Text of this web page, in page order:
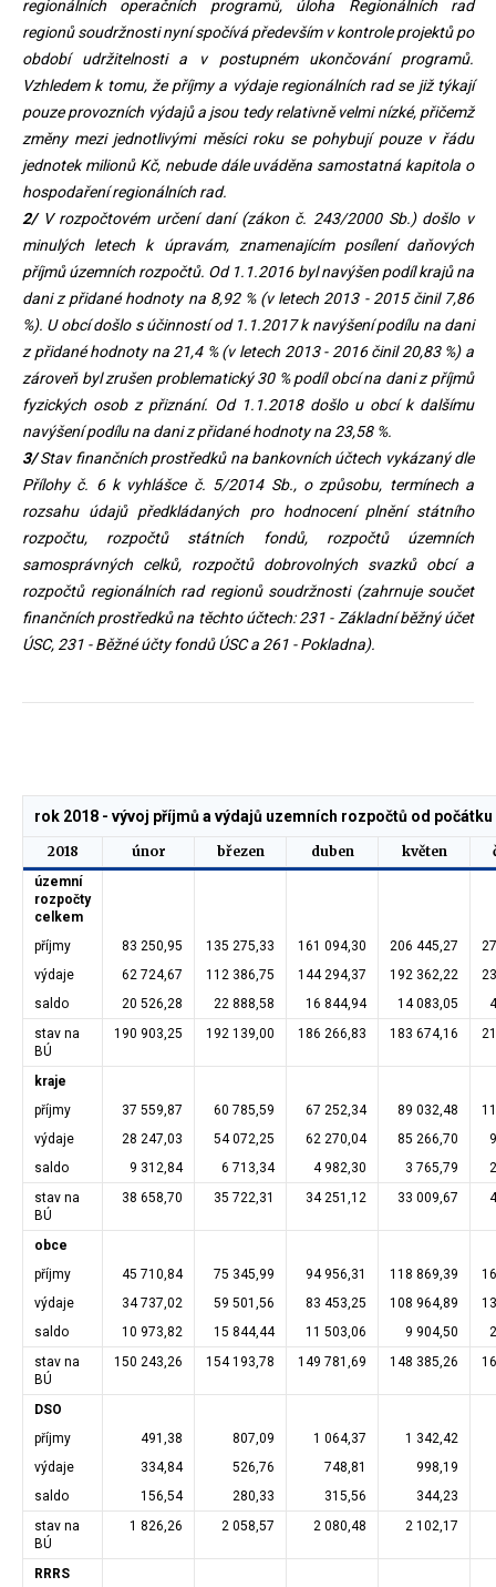
regionálních operačních programů, úloha Regionálních rad
regionů soudržnosti nyní spočívá především v kontrole projektů po
období udržitelnosti a v postupném ukončování programů.
Vzhledem k tomu, že příjmy a výdaje regionálních rad se již týkají
pouze provozních výdajů a jsou tedy relativně velmi nízké, přičemž
změny mezi jednotlivými měsíci roku se pohybují pouze v řádu
jednotek milionů Kč, nebude dále uváděna samostatná kapitola o
hospodaření regionálních rad.
2/V rozpočtovém určení daní (zákon č. 243/2000 Sb.) došlo v
minulých letech k úpravám, znamenajícím posílení daňových
příjmů územních rozpočtů. Od 1.1.2016 byl navýšen podíl krajů na
dani z přidané hodnoty na 8,92 % (v letech 2013 - 2015 činil 7,86
%). U obcí došlo s účinností od 1.1.2017 k navýšení podílu na dani
z přidané hodnoty na 21,4 % (v letech 2013 - 2016 činil 20,83 %) a
zároveň byl zrušen problematický 30 % podíl obcí na dani z příjmů
fyzických osob z přiznání. Od 1.1.2018 došlo u obcí k dalšímu
navýšení podílu na dani z přidané hodnoty na 23,58 %.
3/Stav finančních prostředků na bankovních účtech vykázaný dle
Přílohy č. 6 k vyhlášce č. 5/2014 Sb., o způsobu, termínech a
rozsahu údajů předkládaných pro hodnocení plnění státního
rozpočtu, rozpočtů státních fondů, rozpočtů územních
samosprávných celků, rozpočtů dobrovolných svazků obcí a
rozpočtů regionálních rad regionů soudržnosti (zahrnuje součet
finančních prostředků na těchto účtech: 231 - Základní běžný účet
ÚSC, 231 - Běžné účty fondů ÚSC a 261 - Pokladna).
2018 únor březen duben květen
rok 2018 - vývoj příjmů a výdajů uzemních rozpočtů od
územní
rozpočty
celkem
příjmy
83 250,95 135 275,33 161 094,30 206 445,27
výdaje
62 724,67 112 386,75 144 294,37 192 362,22
saldo
20 526,28 22 888,58 16 844,94 14 083,05
stav na
BÚ
190 903,25 192 139,00 186 266,83 183 674,16
kraje
příjmy
37 559,87 60 785,59 67 252,34 89 032,48
výdaje
28 247,03 54 072,25 62 270,04 85 266,70
saldo
9 312,84 6 713,34 4 982,30 3 765,79
stav na
BÚ
38 658,70 35 722,31 34 251,12 33 009,67
obce
příjmy
45 710,84 75 345,99 94 956,31 118 869,39
výdaje
34 737,02 59 501,56 83 453,25 108 964,89
saldo
10 973,82 15 844,44 11 503,06 9 904,50
stav na
BÚ
150 243,26 154 193,78 149 781,69 148 385,26
DSO
příjmy
491,38 807,09 1 064,37
1 342,42
výdaje
334,84 526,76 748,81
998,19
saldo
156,54 280,33 315,56
344,23
stav na
BÚ
1 826,26 2 058,57 2 080,48 2 102,17
RRRS